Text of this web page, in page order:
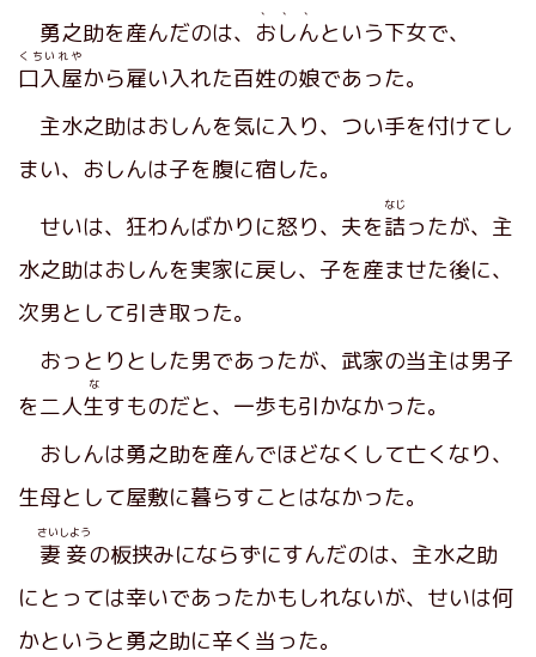
勇之助を産んだのは、 おしん
、、、
という下女で、
口入屋
くちいれや
から雇い入れた百姓の娘であった。
主水之助はおしんを気に入り、つい手を付けてし
まい、おしんは子を腹に宿した。
せいは、狂わんばかりに怒り、夫を詰
なじ
ったが、主
水之助はおしんを実家に戻し、子を産ませた後に、
次男として引き取った。
おっとりとした男であったが、武家の当主は男子
を二人生
な
すものだと、一歩も引かなかった。
おしんは勇之助を産んでほどなくして亡くなり、
生母として屋敷に暮らすことはなかった。
妻妾
さいしよう
の板挟みにならずにすんだのは、主水之助
にとっては幸いであったかもしれないが、せいは何
かというと勇之助に辛く当った。